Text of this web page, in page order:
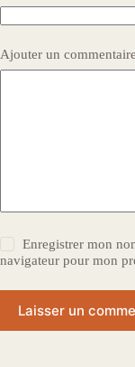
Ajouter un commentaire
Enregistrer mon
navigateur pour mon
Laisser un